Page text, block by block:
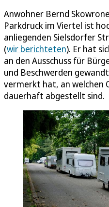
Anwohner Bernd
Parkdruck im Viertel ist
anliegenden Sielsdorfer
(wir berichteten). Er hat
an den Ausschuss für
und Beschwerden
vermerkt hat, an welchen
dauerhaft abgestellt sind.